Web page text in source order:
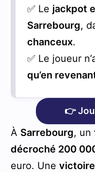
✅ Le jackpot
Sarrebourg,
chanceux.
✅ Le joueur
qu’en
👉
À Sarrebourg, un
décroché 200
euro. Une